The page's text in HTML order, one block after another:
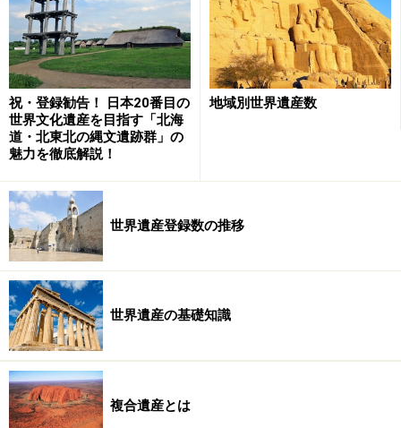
(ix) 陸上・淡水・沿岸・海洋生態系・動植物群集の
進化や発展において、進行中の重要な生態学的・生
物学的過程を示す顕著な例であるもの
(x) 生物の多様性保全の観点から、重要な自然の生
息・生育地があるもの。学術上・保全上の観点か
ら、顕著な普遍的価値を有し、絶滅の恐れがある種
要約すると、(vii)自然の美、(viii)重要な地形、(ix)重要な生
態系、(x)固有種や絶滅危惧種の生息域、となる。
これに加えて、自然遺産になるためには「完全性」を満
たさなければならない。完全性とは、顕著な普遍的価値
を構成するすべての要素が含まれており、それを維持す
るために十分な広さが確保され、法的保護下に置かれて
いることを示す。法的問題について、日本の場合、自然
遺産については自然公園法が主にその役割を担っている
祝・登録勧告！ 日本20番目の
世界文化遺産を目指す「北海
道・北東北の縄文遺跡群」の
魅力を徹底解説！
地域別世界遺産数
世界遺産登録数の推移
世界遺産の基礎知識
複合遺産とは